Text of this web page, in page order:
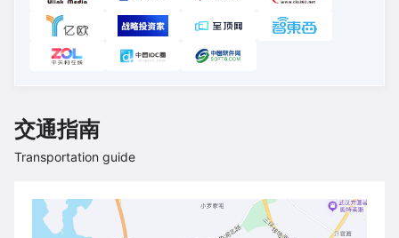
交通指南
Transportation guide